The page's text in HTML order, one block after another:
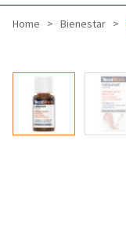
Home Bienestar